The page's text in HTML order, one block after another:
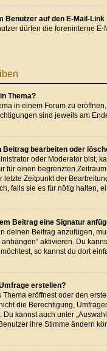
Benutzer auf den E-Mail-
dürfen die foreninterne
Thema?
in einem Forum zu
sind jeweils am
Beitrag bearbeiten oder
oder Moderator bist,
für einen begrenzten
letzte Zeitpunkt der
falls sie es für nötig halten,
Beitrag eine Signatur
deinen Beitrag anzufügen,
anhängen“ aktivieren. Du
so kannst du dort
erstellen?
eröffnest oder den
die Berechtigung,
Du kannst auch unter
ihre Stimme ändern